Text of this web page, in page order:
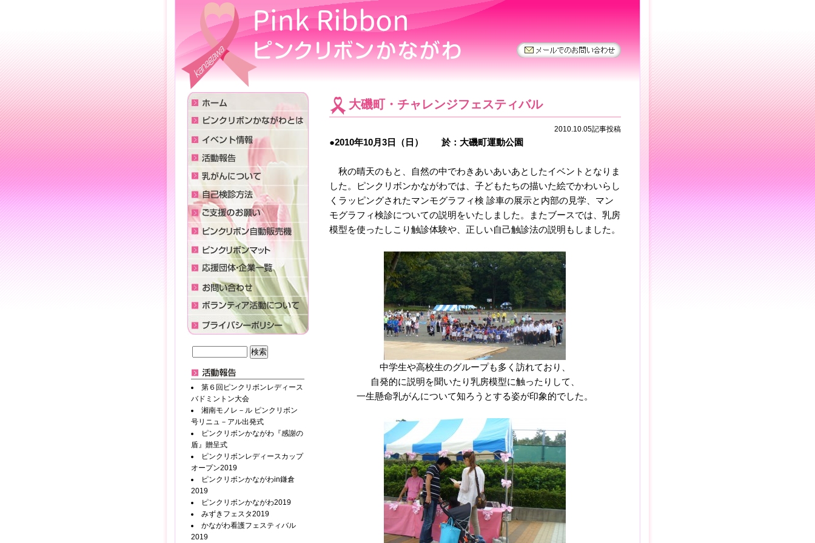
大磯町・チャレンジフェスティバル
2010.10.05記事投稿
●2010年10月3日（日） 於：大磯町運動公園
秋の晴天のもと、自然の中でわきあいあいあとしたイベントとなりま
した。ピンクリボンかながわでは、子どもたちの描いた絵でかわいらし
くラッピングされたマンモグラフィ検 診車の展示と内部の見学、マン
モグラフィ検診についての説明をいたしました。またブースでは、乳房
模型を使ったしこり触診体験や、正しい自己触診法の説明もしました。
中学生や高校生のグループも多く訪れており、
自発的に説明を聞いたり乳房模型に触ったりして、
一生懸命乳がんについて知ろうとする姿が印象的でした。
第６回ピンクリボンレディース
バドミントン大会
湘南モノレ－ル ピンクリボン
号リニュ－アル出発式
ピンクリボンかながわ『感謝の
盾』贈呈式
ピンクリボンレディースカップ
オープン2019
ピンクリボンかながわin鎌倉
2019
ピンクリボンかながわ2019
みずきフェスタ2019
かながわ看護フェスティバル
2019